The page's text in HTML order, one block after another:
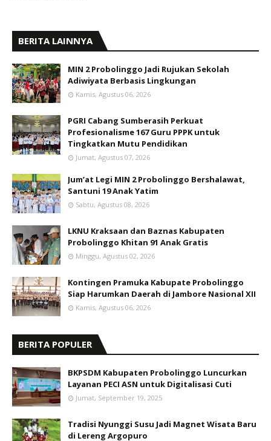
BERITA LAINNYA
MIN 2 Probolinggo Jadi Rujukan Sekolah
Adiwiyata Berbasis Lingkungan
Kamis, Agustus 06, 2026
PGRI Cabang Sumberasih Perkuat
Profesionalisme 167 Guru PPPK untuk
Tingkatkan Mutu Pendidikan
Jumat, Agustus 07, 2026
Jum’at Legi MIN 2 Probolinggo Bershalawat,
Santuni 19 Anak Yatim
Sabtu, Agustus 08, 2026
LKNU Kraksaan dan Baznas Kabupaten
Probolinggo Khitan 91 Anak Gratis
Minggu, Agustus 02, 2026
Kontingen Pramuka Kabupate Probolinggo
Siap Harumkan Daerah di Jambore Nasional XII
Kamis, Agustus 06, 2026
BERITA POPULER
BKPSDM Kabupaten Probolinggo Luncurkan
Layanan PECI ASN untuk Digitalisasi Cuti
Jumat, September 19, 2025
Tradisi Nyunggi Susu Jadi Magnet Wisata Baru
di Lereng Argopuro